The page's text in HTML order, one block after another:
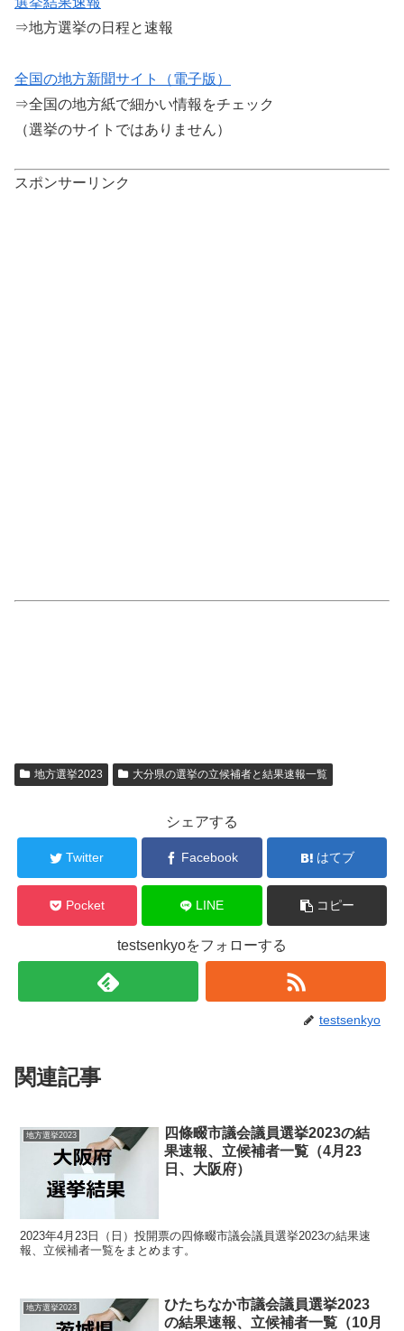
⇒地方選挙の日程と速報
全国の地方新聞サイト（電子版）
⇒全国の地方紙で細かい情報をチェック
（選挙のサイトではありません）
スポンサーリンク
地方選挙2023 大分県の選挙の立候補者と結果速報一覧
シェアする
Twitter Facebook はてブ
Pocket LINE コピー
testsenkyoをフォローする
testsenkyo
関連記事
地方選挙2023
四條畷市議会議員選挙2023の結
果速報、立候補者一覧（4月23
日、大阪府）
2023年4月23日（日）投開票の四條畷市議会議員選挙2023の結果速
報、立候補者一覧をまとめます。
地方選挙2023
ひたちなか市議会議員選挙2023
の結果速報、立候補者一覧（10月